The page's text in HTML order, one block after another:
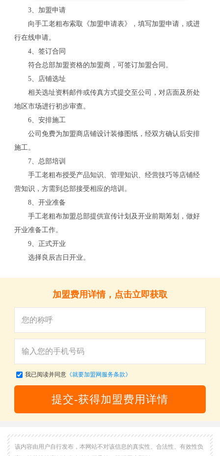
3、加盟申请
向手工老粗布索取《加盟申请表》，填写加盟申请，或进
行在线申请。
4、签订合同
符合总部加盟资格的加盟商，可签订加盟合同。
5、店铺选址
相关选址资料邮件或传真方式提交至公司，对店面及所处
地区市场进行初步审查。
6、安排施工
公司免费为加盟商店铺设计装修图纸，经双方确认后安排
施工。
7、总部培训
手工老粗布授受产品知识、管理知识、经营技巧等店铺经
营知识，方需到总部接受相应的培训。
8、开业准备
手工老粗布加盟总部提供宣传计划及开业前期筹划，做好
开业准备工作。
9、正式开业
选择良辰吉日开业。
加盟费用详情，点击立即获取
我已阅读并同意《就要加盟网服务条款》
提交-获得加盟费用详情
该内容由用户自行发布，本网站不对该信息的真实性、合法性、有效性负